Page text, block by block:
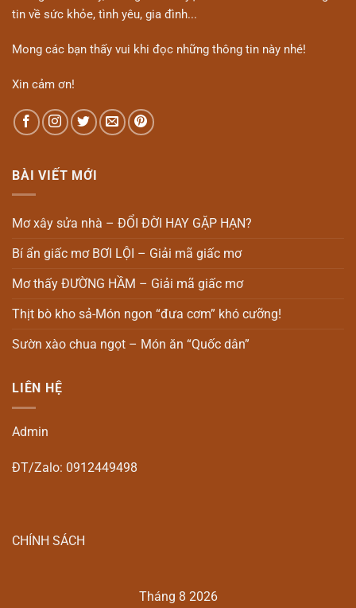
tin về sức khỏe, tình yêu, gia đình...
Mong các bạn thấy vui khi đọc những thông tin này nhé!
Xin cảm ơn!
BÀI VIẾT MỚI
Mơ xây sửa nhà – ĐỔI ĐỜI HAY GẶP HẠN?
Bí ẩn giấc mơ BƠI LỘI – Giải mã giấc mơ
Mơ thấy ĐƯỜNG HẦM – Giải mã giấc mơ
Thịt bò kho sả-Món ngon “đưa cơm” khó cưỡng!
Sườn xào chua ngọt – Món ăn “Quốc dân”
LIÊN HỆ
Admin
ĐT/Zalo: 0912449498
CHÍNH SÁCH
Tháng 8 2026